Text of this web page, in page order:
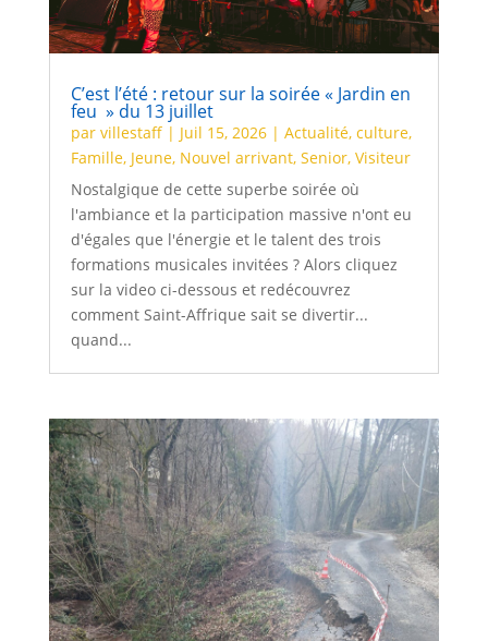
C’est l’été : retour sur la soirée « Jardin en
feu » du 13 juillet
par villestaff| Juil 15, 2026| Actualité, culture,
Famille, Jeune, Nouvel arrivant, Senior, Visiteur
Nostalgique de cette superbe soirée où
l'ambiance et la participation massive n'ont eu
d'égales que l'énergie et le talent des trois
formations musicales invitées ? Alors cliquez
sur la video ci-dessous et redécouvrez
comment Saint-Affrique sait se divertir...
quand...